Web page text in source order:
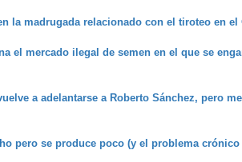
la madrugada relacionado con el tiroteo en el
el mercado ilegal de semen en el que se
a adelantarse a Roberto Sánchez, pero
pero se produce poco (y el problema